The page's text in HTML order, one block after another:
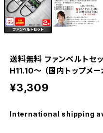
送料無料 ファンベルトセ
H11.10～ （国内トップメ
¥3,309
International shipping